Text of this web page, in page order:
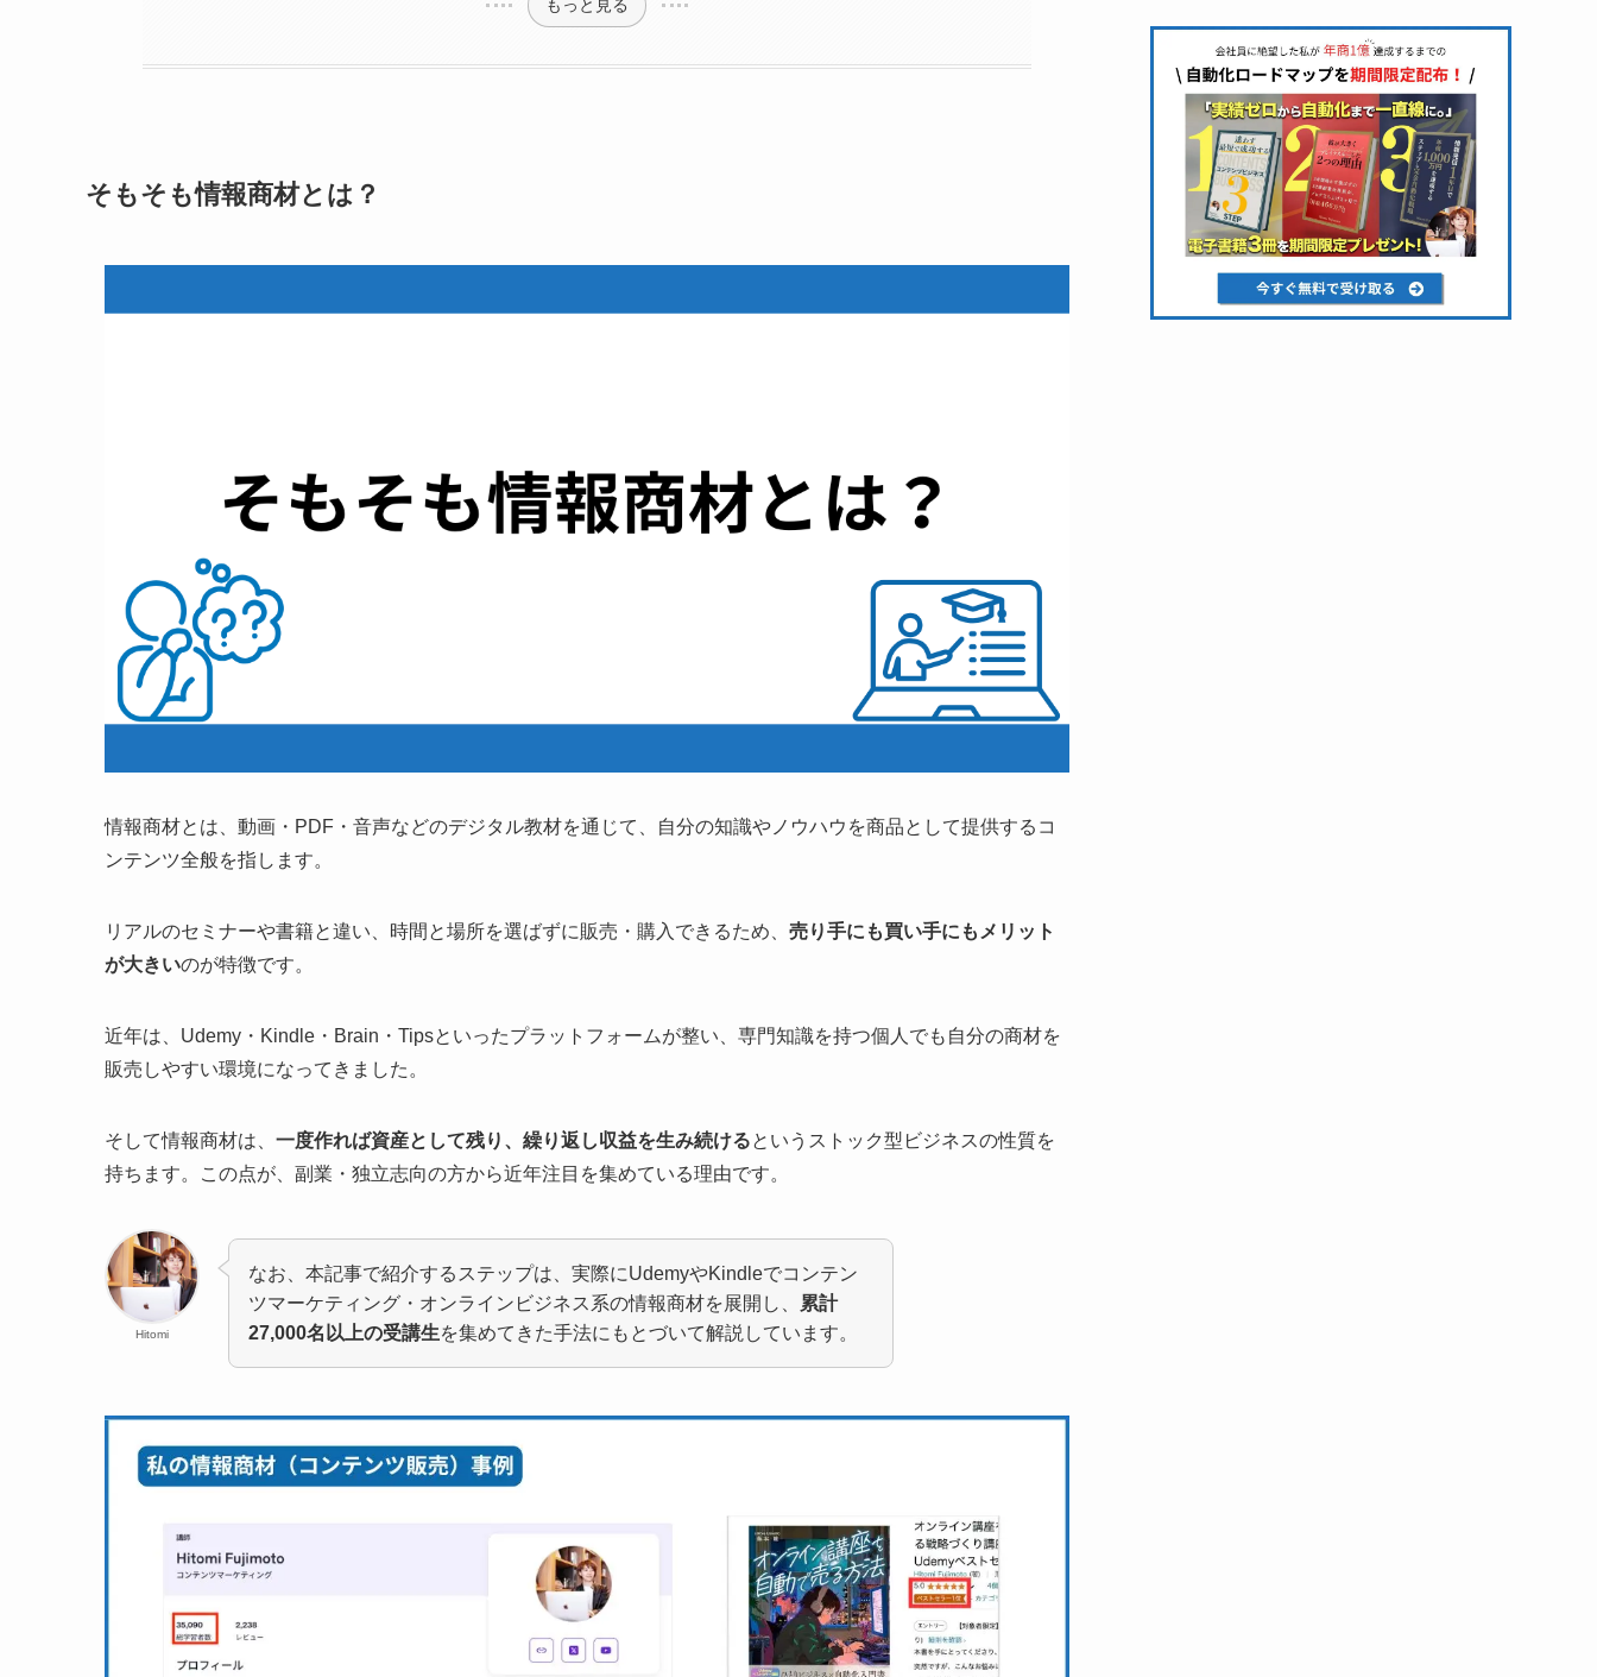
もっと見る
そもそも情報商材とは？
情報商材とは、動画・PDF・音声などのデジタル教材を通じて、自分の知識やノウハウを商品として提供するコ
ンテンツ全般を指します。
リアルのセミナーや書籍と違い、時間と場所を選ばずに販売・購入できるため、 売り手にも買い手にもメリット
が大きいのが特徴です。
近年は、Udemy・Kindle・Brain・Tipsといったプラットフォームが整い、専門知識を持つ個人でも自分の商材を
販売しやすい環境になってきました。
そして情報商材は、 一度作れば資産として残り、繰り返し収益を生み続けるというストック型ビジネスの性質を
持ちます。この点が、副業・独立志向の方から近年注目を集めている理由です。
Hitomi
なお、本記事で紹介するステップは、実際にUdemyやKindleでコンテン
ツマーケティング・オンラインビジネス系の情報商材を展開し、
累計
27,000名以上の受講生を集めてきた手法にもとづいて解説しています。